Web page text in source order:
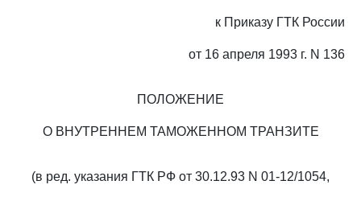
к Приказу ГТК России
от 16 апреля 1993 г. N 136
ПОЛОЖЕНИЕ
О ВНУТРЕННЕМ ТАМОЖЕННОМ ТРАНЗИТЕ
(в ред. указания ГТК РФ от 30.12.93 N 01-12/1054,